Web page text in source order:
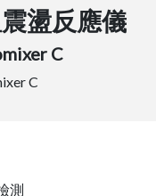
盪反應儀
C
C
測